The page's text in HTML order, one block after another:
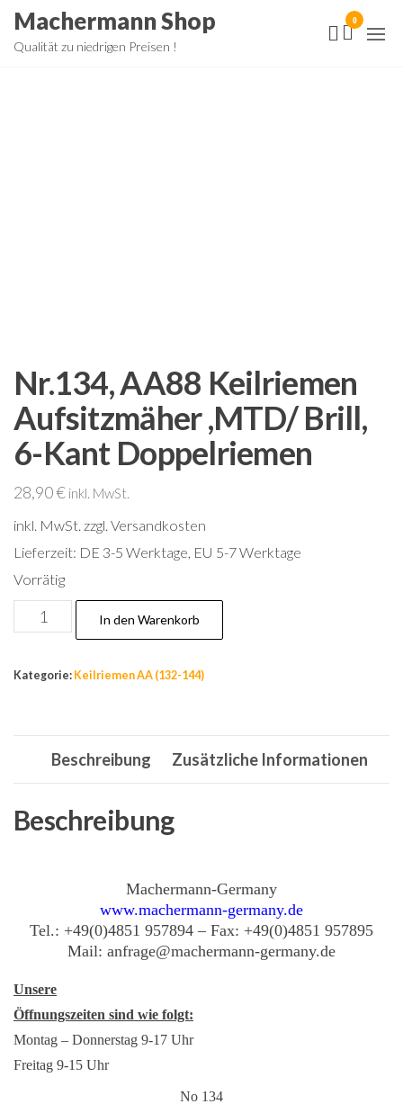
ZumMachermann Shop
Qualität zu niedrigen Preisen !
0
Nr.134, AA88 Keilriemen
Aufsitzmäher ,MTD/ Brill,
6-Kant Doppelriemen
28,90€ inkl. MwSt.
inkl. MwSt. zzgl. Versandkosten
Lieferzeit: DE 3-5 Werktage, EU 5-7 Werktage
Vorrätig
Nr.134,
AA88
Aufsitzmäher
Doppelriemen
In den Warenkorb
Kategorie: Keilriemen AA (132-144)
Beschreibung Zusätzliche Informationen
Beschreibung
Machermann-Germany
www.machermann-germany.de
Tel.: +49(0)4851 957894 – Fax: +49(0)4851 957895
Mail: anfrage@machermann-germany.de
Unsere
Öffnungszeiten sind wie folgt:
Montag – Donnerstag 9-17 Uhr
Freitag 9-15 Uhr
No 134